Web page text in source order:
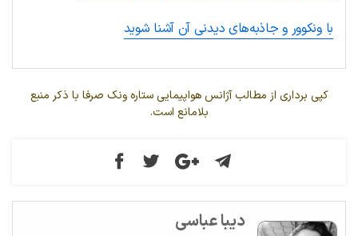
با ونکوور و جاذبه‌های دیدنی آن آشنا شوید
کپی برداری از مطالب آژانس هواپیمایی ستاره ونک صرفا با ذکر منبع
بلامانع است.
دیبا عباسی